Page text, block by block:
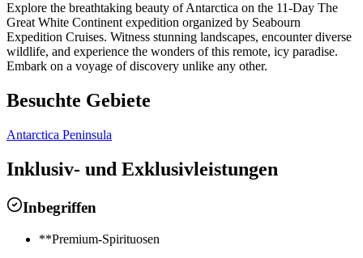
Explore the breathtaking beauty of Antarctica on the 11-Day The
Great White Continent expedition organized by Seabourn
Expedition Cruises. Witness stunning landscapes, encounter diverse
wildlife, and experience the wonders of this remote, icy paradise.
Embark on a voyage of discovery unlike any other.
Besuchte Gebiete
Antarctica Peninsula
Inklusiv- und Exklusivleistungen
Inbegriffen
**Premium-Spirituosen